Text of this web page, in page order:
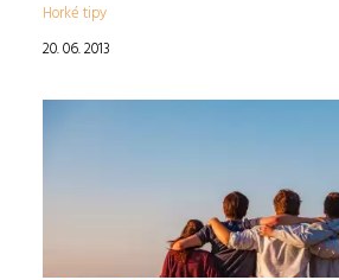
Horké tipy
20. 06. 2013